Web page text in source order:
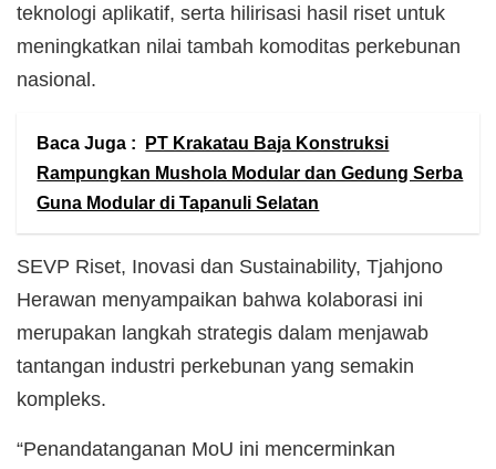
teknologi aplikatif, serta hilirisasi hasil riset untuk
meningkatkan nilai tambah komoditas perkebunan
nasional.
Baca Juga :
PT Krakatau Baja Konstruksi
Rampungkan Mushola Modular dan Gedung Serba
Guna Modular di Tapanuli Selatan
SEVP Riset, Inovasi dan Sustainability, Tjahjono
Herawan menyampaikan bahwa kolaborasi ini
merupakan langkah strategis dalam menjawab
tantangan industri perkebunan yang semakin
kompleks.
“Penandatanganan MoU ini mencerminkan